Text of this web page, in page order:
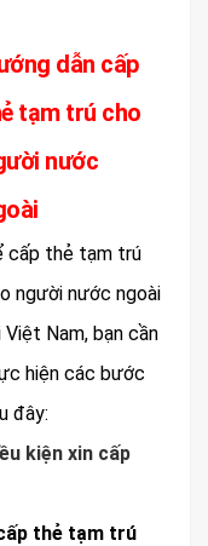
dẫn cấp
tạm trú cho
nước
cấp thẻ tạm trú
người nước ngoài
Việt Nam, bạn cần
hiện các bước
đây:
kiện xin cấp
thẻ tạm trú